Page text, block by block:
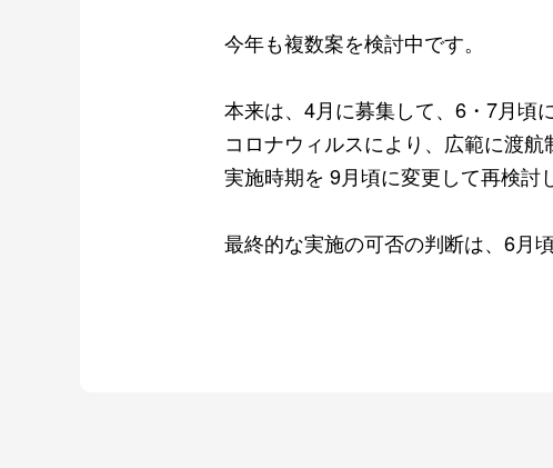
今年も複数案を検討中です。
本来は、4月に募集して、6・7月頃
コロナウィルスにより、広範に渡航
実施時期を 9月頃に変更して再検討
最終的な実施の可否の判断は、6月